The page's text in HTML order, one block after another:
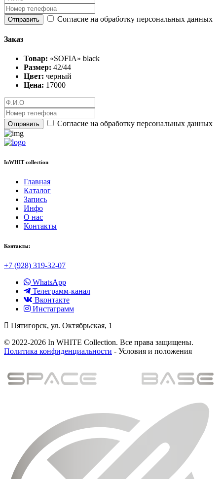
Отправить Согласие на обработку персональных данных
Заказ
Товар: «SOFIA» black
Размер: 42/44
Цвет: черный
Цена: 17000
Отправить Согласие на обработку персональных данных
InWHIT collection
Главная
Каталог
Запись
Инфо
О нас
Контакты
Контакты:
+7 (928) 319-32-07
WhatsApp
Телеграмм-канал
Вконтакте
Инстаграмм
Пятигорск, ул. Октябрьская, 1
© 2022-2026 In WHITE Collection. Все права защищены.
Политика конфиденциальности - Условия и положения